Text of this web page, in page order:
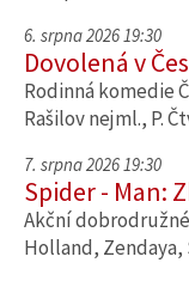
6. srpna 2026 19:30
Dovolená v
Rodinná komedie
Rašilov nejml., P.
7. srpna 2026 19:30
Spider - Man:
Akční
Holland, Zendaya,